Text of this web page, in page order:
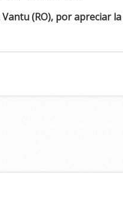
(RO), por apreciar